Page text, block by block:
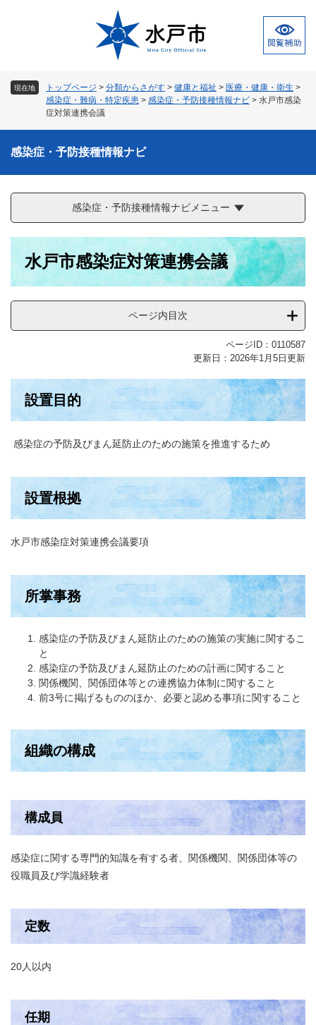
現在地 トップページ > 分類からさがす > 健康と福祉 > 医療・健康・衛生 >
感染症・難病・特定疾患 > 感染症・予防接種情報ナビ > 水戸市感染
症対策連携会議
感染症・予防接種情報ナビ
感染症・予防接種情報ナビメニュー
水戸市感染症対策連携会議
ページ内目次
ページID：0110587
更新日：2026年1月5日更新
設置目的
感染症の予防及びまん延防止のための施策を推進するため
設置根拠
水戸市感染症対策連携会議要項
所掌事務
感染症の予防及びまん延防止のための施策の実施に関するこ
と
感染症の予防及びまん延防止のための計画に関すること
関係機関、関係団体等との連携協力体制に関すること
前3号に掲げるもののほか、必要と認める事項に関すること
組織の構成
構成員
感染症に関する専門的知識を有する者、関係機関、関係団体等の
役職員及び学識経験者
定数
20人以内
任期